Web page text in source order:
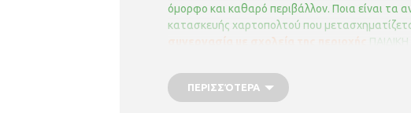
όμορφο και καθαρό περιβάλλον. Ποια είναι τα
κατασκευής χαρτοπολτού που
συνεργασία με σχολεία της περιοχής
ΠΕΡΙΣΣΌΤΕΡΑ